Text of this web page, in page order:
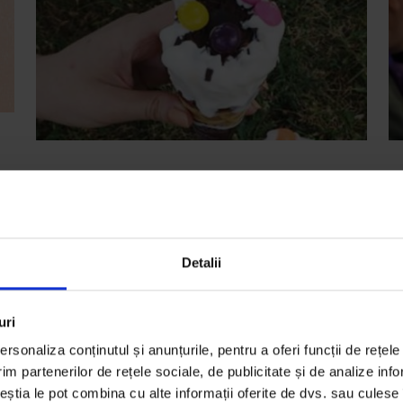
Detalii
conținutul și anunțurile, pentru a oferi funcții de
partenerilor de rețele sociale, de publicitate și de analize
le pot combina cu alte informații oferite de dvs. sau
EduDoR,Texte
Deși nu crede în utilitatea lui, Bacalaureatul s-a
dovedit destul de complicat pentru Daniela.
Timp de citire: 4 minute
11 iulie 2016